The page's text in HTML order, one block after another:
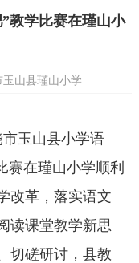
教学比赛在瑾山小
玉山县瑾山小学
玉山县小学语
赛在瑾山小学顺利
改革，落实语文
读课堂教学新思
切磋研讨，县教